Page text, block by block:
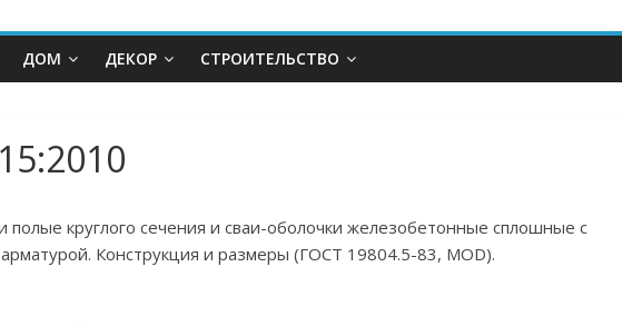
ДОМ ДЕКОР СТРОИТЕЛЬСТВО
круглого сечения и сваи-оболочки железобетонные сплошные с
Конструкция и размеры (ГОСТ 19804.5-83, MOD).